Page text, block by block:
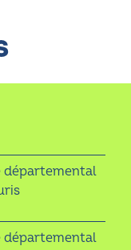
départemental
départemental